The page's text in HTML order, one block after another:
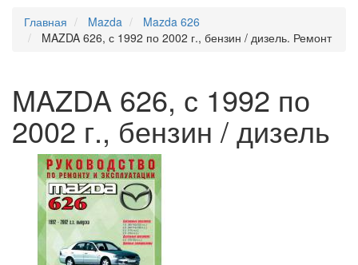
Главная
Mazda
Mazda 626
MAZDA 626, с 1992 по 2002 г., бензин / дизель. Ремонт
MAZDA 626, с 1992 по
2002 г., бензин / дизель